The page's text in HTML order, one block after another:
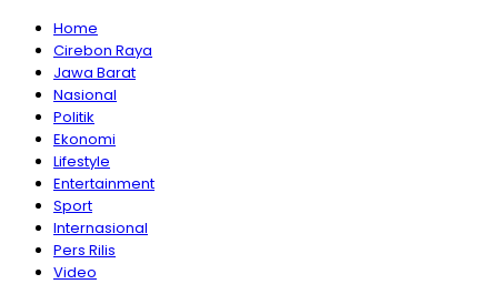
Home
Cirebon Raya
Jawa Barat
Nasional
Politik
Ekonomi
Lifestyle
Entertainment
Sport
Internasional
Pers Rilis
Video